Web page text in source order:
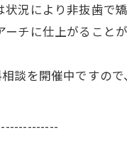
況により非抜歯
チに仕上がることが
談を開催中ですの